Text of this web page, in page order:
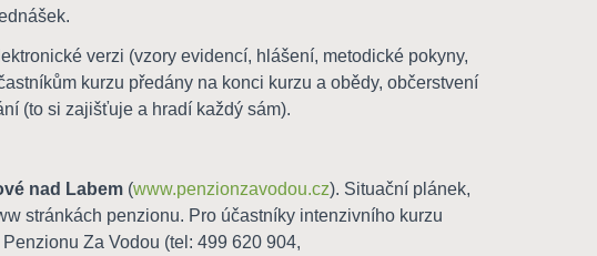
verzi (vzory evidencí, hlášení, metodické pokyny,
kurzu předány na konci kurzu a obědy, občerstvení
(to si zajišťuje a hradí každý sám).
nad Labem (www.penzionzavodou.cz). Situační plánek,
stránkách penzionu. Pro účastníky intenzivního kurzu
Za Vodou (tel: 499 620 904,